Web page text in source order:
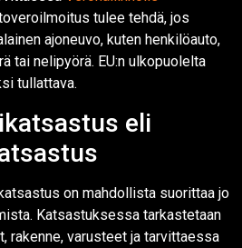
tulee tehdä, jos
ajoneuvo, kuten henkilöauto,
tai nelipyörä. EU:n ulkopuolelta
tullattava.
eli
on mahdollista suorittaa jo
Katsastuksessa tarkastetaan
rakenne, varusteet ja tarvittaessa